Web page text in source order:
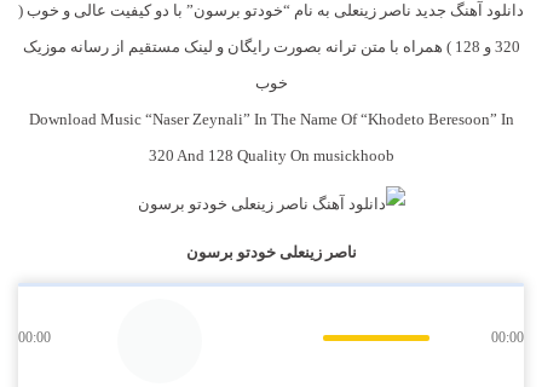
دانلود آهنگ جدید ناصر زینعلی به نام “خودتو برسون” با دو کیفیت عالی و خوب (
320 و 128 ) همراه با متن ترانه بصورت رایگان و لینک مستقیم از رسانه موزیک
خوب
Download Music “Naser Zeynali” In The Name Of “Khodeto Beresoon” In
320 And 128 Quality On musickhoob
ناصر زینعلی خودتو برسون
00:00 00:00